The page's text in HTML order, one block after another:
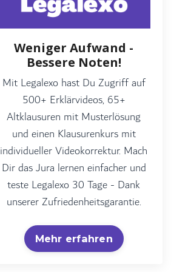
Weniger Aufwand -
Bessere Noten!
Mit Legalexo hast Du Zugriff auf
500+ Erklärvideos, 65+
Altklausuren mit Musterlösung
und einen Klausurenkurs mit
individueller Videokorrektur. Mach
Dir das Jura lernen einfacher und
teste Legalexo 30 Tage - Dank
unserer Zufriedenheitsgarantie.
Mehr erfahren